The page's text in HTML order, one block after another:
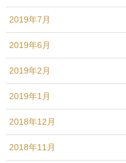
2019年7月
2019年6月
2019年2月
2019年1月
2018年12月
2018年11月